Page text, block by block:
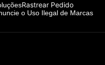
Rastrear Pedido
o Uso Ilegal de Marcas